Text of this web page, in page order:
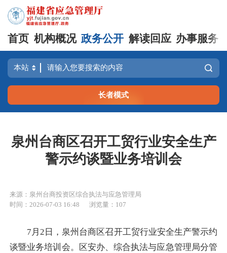
首页 机构概况 政务公开 解读回应 办事服务
长者模式
泉州台商区召开工贸行业安全生产
警示约谈暨业务培训会
来源：泉州台商投资区综合执法与应急管理局
时间：2026-07-03 16:48
浏览量：107
7月2日，泉州台商区召开工贸行业安全生产警示约
谈暨业务培训会。区安办、综合执法与应急管理局分管